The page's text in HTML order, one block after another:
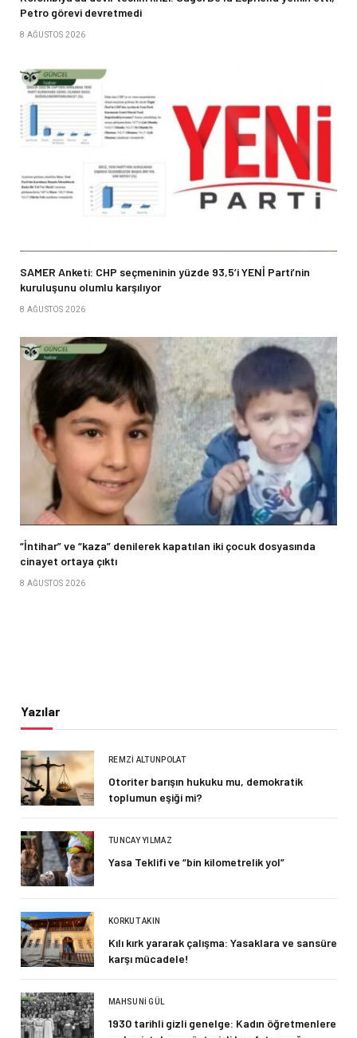
Petro görevi devretmedi
8 AĞUSTOS 2026
SAMER Anketi: CHP seçmeninin yüzde 93,5’i YENİ Parti’nin
kuruluşunu olumlu karşılıyor
8 AĞUSTOS 2026
“İntihar” ve “kaza” denilerek kapatılan iki çocuk dosyasında
cinayet ortaya çıktı
8 AĞUSTOS 2026
Yazılar
REMZI ALTUNPOLAT
Otoriter barışın hukuku mu, demokratik
toplumun eşiği mi?
TUNCAY YILMAZ
Yasa Teklifi ve “bin kilometrelik yol”
KORKUT AKIN
Kılı kırk yararak çalışma: Yasaklara ve sansüre
karşı mücadele!
MAHSUNI GÜL
1930 tarihli gizli genelge: Kadın öğretmenlere